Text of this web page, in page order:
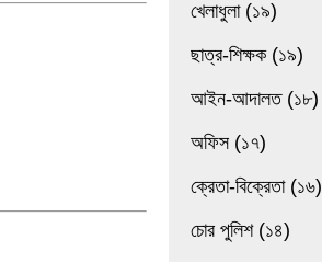
খেলাধুলা (১৯)
ছাত্র-শিক্ষক (১৯)
আইন-আদালত (১৮)
অফিস (১৭)
ক্রেতা-বিক্রেতা (১৬)
চোর পুলিশ (১৪)